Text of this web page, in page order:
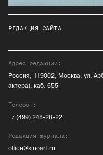
РЕДАКЦИЯ САЙТА
Адрес редакции:
Россия, 119002, Москва, ул.
актера), каб. 655
Телефон:
+7 (499) 248-28-22
Редакция журнала:
office@kinoart.ru